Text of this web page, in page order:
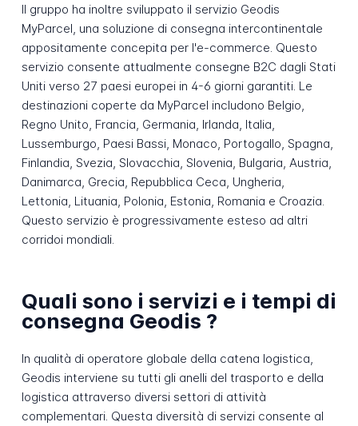
Il gruppo ha inoltre sviluppato il servizio Geodis
MyParcel, una soluzione di consegna intercontinentale
appositamente concepita per l'e-commerce. Questo
servizio consente attualmente consegne B2C dagli Stati
Uniti verso 27 paesi europei in 4-6 giorni garantiti. Le
destinazioni coperte da MyParcel includono Belgio,
Regno Unito, Francia, Germania, Irlanda, Italia,
Lussemburgo, Paesi Bassi, Monaco, Portogallo, Spagna,
Finlandia, Svezia, Slovacchia, Slovenia, Bulgaria, Austria,
Danimarca, Grecia, Repubblica Ceca, Ungheria,
Lettonia, Lituania, Polonia, Estonia, Romania e Croazia.
Questo servizio è progressivamente esteso ad altri
corridoi mondiali.
Quali sono i servizi e i tempi di
consegna Geodis ?
In qualità di operatore globale della catena logistica,
Geodis interviene su tutti gli anelli del trasporto e della
logistica attraverso diversi settori di attività
complementari. Questa diversità di servizi consente al